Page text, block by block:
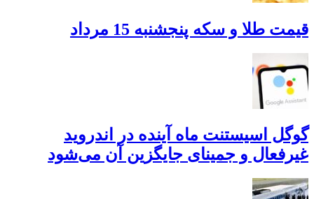
قیمت طلا و سکه پنجشنبه 15 مرداد
گوگل اسیستنت ماه آینده در اندروید
غیرفعال و جمینای جایگزین آن می‌شود